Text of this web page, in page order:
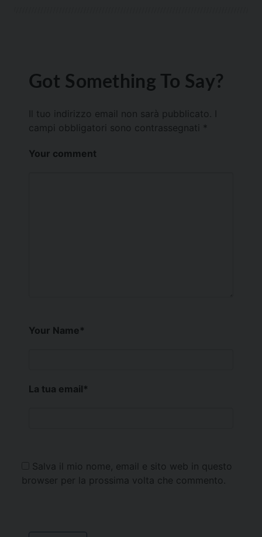
Got Something To Say?
Il tuo indirizzo email non sarà pubblicato.
campi obbligatori sono contrassegnati *
Your comment
Your Name*
La tua email*
Salva il mio nome, email e sito web in questo
browser per la prossima volta che commento.